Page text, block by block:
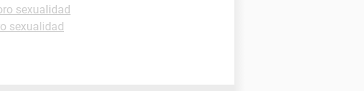
sexualidad
sexualidad